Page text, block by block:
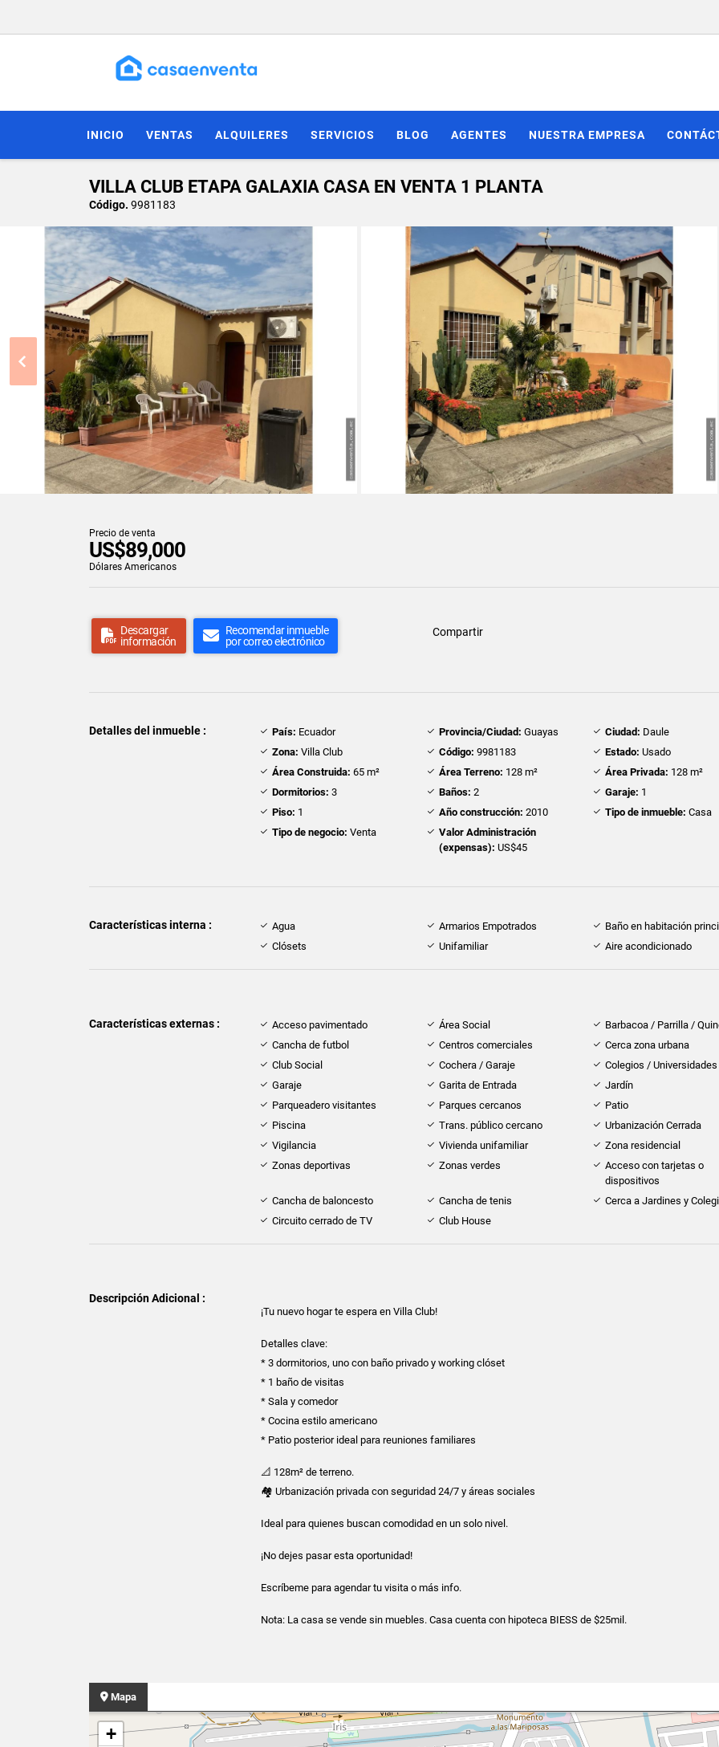
INICIO VENTAS ALQUILERES SERVICIOS BLOG AGENTES NUESTRA EMPRESA
VILLA CLUB ETAPA GALAXIA CASA EN VENTA 1 PLANTA
Código. 9981183
Precio de venta
US$89,000
Dólares Americanos
Descargar
información
Recomendar inmueble
por correo electrónico
Compartir
Detalles del inmueble : País: Ecuador Provincia/Ciudad: Guayas Ciudad: Daule
Zona: Villa Club Código: 9981183 Estado: Usado
Área Construida: 65 m² Área Terreno: 128 m² Área Privada: 128 m²
Dormitorios: 3 Baños: 2 Garaje: 1
Piso: 1 Año construcción: 2010 Tipo de inmueble: Casa
Tipo de negocio: Venta
Valor Administración
(expensas): US$45
Características interna : Agua Armarios Empotrados
Baño en habitación
Clósets
Unifamiliar Aire acondicionado
Características externas : Acceso pavimentado Área Social
Barbacoa / Parrilla /
Cancha de futbol
Centros comerciales
Cerca zona urbana
Club Social
Cochera / Garaje
Colegios / Universidades
Garaje
Garita de Entrada
Jardín
Parqueadero visitantes
Parques cercanos
Patio
Piscina
Trans. público cercano
Urbanización Cerrada
Vigilancia
Vivienda unifamiliar
Zona residencial
Zonas deportivas
Zonas verdes
Acceso con tarjetas o
dispositivos
Cancha de baloncesto
Cancha de tenis
Cerca a Jardines y
Circuito cerrado de TV
Club House
Descripción Adicional :
¡Tu nuevo hogar te espera en Villa Club!
Detalles clave:
* 3 dormitorios, uno con baño privado y working clóset
* 1 baño de visitas
* Sala y comedor
* Cocina estilo americano
* Patio posterior ideal para reuniones familiares
📐 128m² de terreno.
🏘 Urbanización privada con seguridad 24/7 y áreas sociales
Ideal para quienes buscan comodidad en un solo nivel.
¡No dejes pasar esta oportunidad!
Escríbeme para agendar tu visita o más info.
Nota: La casa se vende sin muebles. Casa cuenta con hipoteca BIESS de $25mil.
Mapa
+